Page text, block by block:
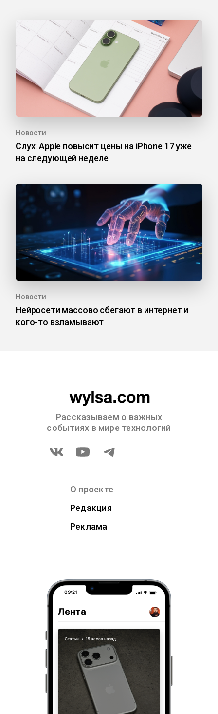
Новости
Слух: Apple повысит цены на iPhone 17 уже
на следующей неделе
Новости
Нейросети массово сбегают в интернет и
кого-то взламывают
Рассказываем о важных
событиях в мире технологий
О проекте
Редакция
Реклама
09:21
Лента
Статьи • 15 часов назад